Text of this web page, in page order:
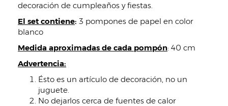
decoración de cumpleaños y fiestas.
El set contiene: 3 pompones de papel en color
blanco
Medida aproximadas de cada pompón: 40 cm
Advertencia:
Ésto es un artículo de decoración, no un
juguete.
No dejarlos cerca de fuentes de calor